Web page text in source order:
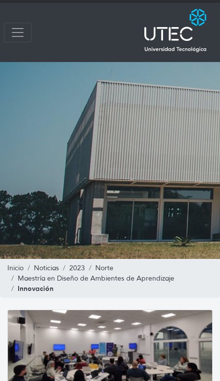
Inicio Noticias 2023
Norte
Maestría en Diseño de Ambientes de Aprendizaje
Innovación